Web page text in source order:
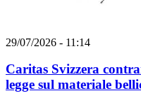
29/07/2026 - 11:14
Caritas Svizzera
legge sul materiale